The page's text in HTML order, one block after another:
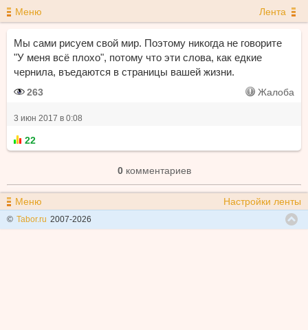
Меню Лента
Мы сами рисуем свой мир. Поэтому никогда не говорите
"У меня всё плохо", потому что эти слова, как едкие
чернила, въедаются в страницы вашей жизни.
263 Жалоба
3 июн 2017 в 0:08
22
0 комментариев
Меню Настройки ленты
© Tabor.ru 2007-2026